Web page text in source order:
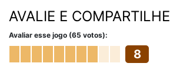
AVALIE E COMPARTILHE
Avaliar esse jogo (65 votos):
8